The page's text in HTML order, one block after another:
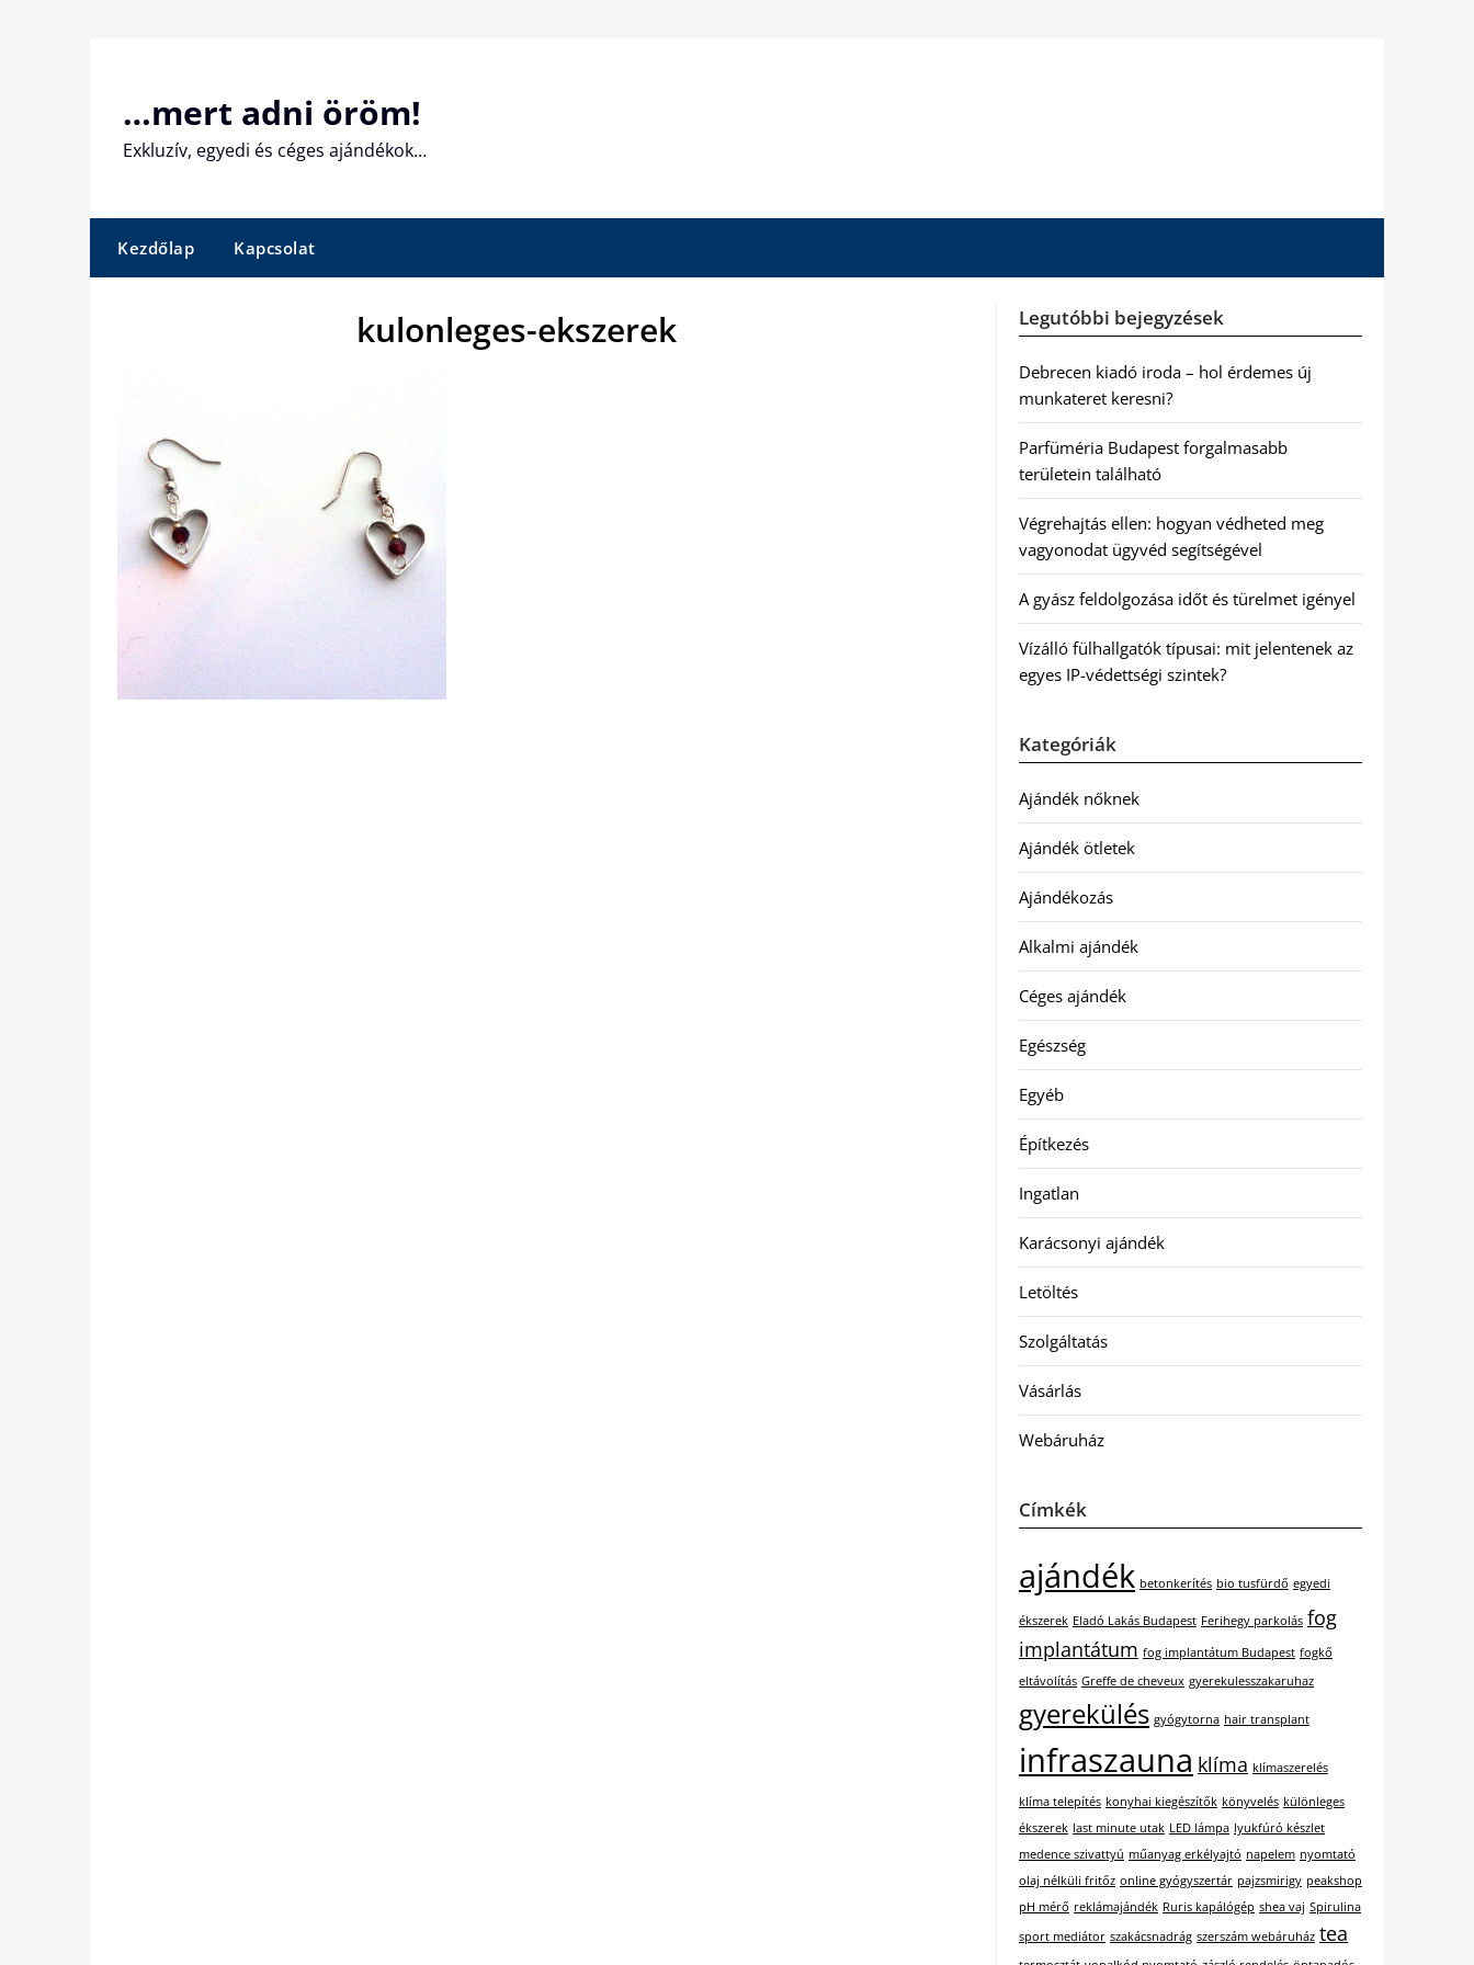
…mert adni öröm!
Exkluzív, egyedi és céges ajándékok…
Kezdőlap Kapcsolat
kulonleges-ekszerek Legutóbbi bejegyzések
Debrecen kiadó iroda – hol érdemes új
munkateret keresni?
Parfüméria Budapest forgalmasabb
területein található
Végrehajtás ellen: hogyan védheted meg
vagyonodat ügyvéd segítségével
A gyász feldolgozása időt és türelmet igényel
Vízálló fülhallgatók típusai: mit jelentenek az
egyes IP-védettségi szintek?
Kategóriák
Ajándék nőknek
Ajándék ötletek
Ajándékozás
Alkalmi ajándék
Céges ajándék
Egészség
Egyéb
Építkezés
Ingatlan
Karácsonyi ajándék
Letöltés
Szolgáltatás
Vásárlás
Webáruház
Címkék
ajándék betonkerítés bio tusfürdő egyedi
ékszerek Eladó Lakás Budapest Ferihegy parkolás fog
implantátum fog implantátum Budapest fogkő
eltávolítás Greffe de cheveux gyerekulesszakaruhaz
gyerekülés gyógytorna hair transplant
infraszauna klíma klímaszerelés
klíma telepítés konyhai kiegészítők könyvelés különleges
ékszerek last minute utak LED lámpa lyukfúró készlet
medence szivattyú műanyag erkélyajtó napelem nyomtató
olaj nélküli fritőz online gyógyszertár pajzsmirigy peakshop
pH mérő reklámajándék Ruris kapálógép shea vaj Spirulina
sport mediátor szakácsnadrág szerszám webáruház tea